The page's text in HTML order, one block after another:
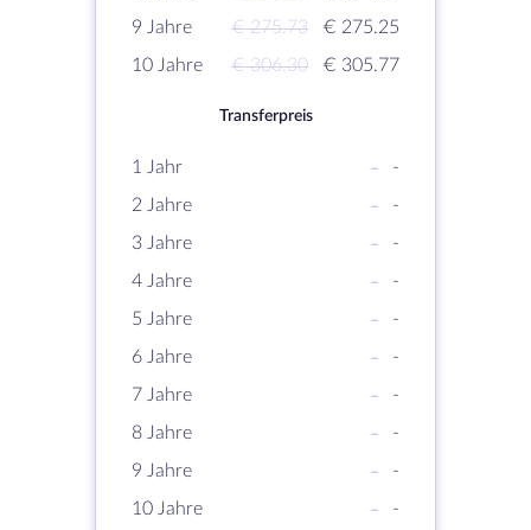
9 Jahre
€ 275.73
€ 275.25
10 Jahre
€ 306.30 € 305.77
Transferpreis
1 Jahr -
-
2 Jahre
-
-
3 Jahre
-
-
4 Jahre
-
-
5 Jahre
-
-
6 Jahre
-
-
7 Jahre
-
-
8 Jahre
-
-
9 Jahre
-
-
10 Jahre
- -